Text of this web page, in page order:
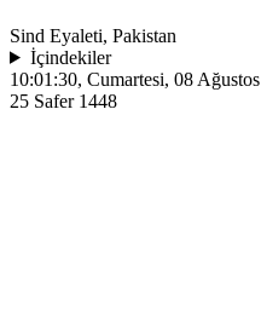
Sind Eyaleti, Pakistan
İçindekiler
10:01:30, Cumartesi, 08 Ağustos
25 Safer 1448